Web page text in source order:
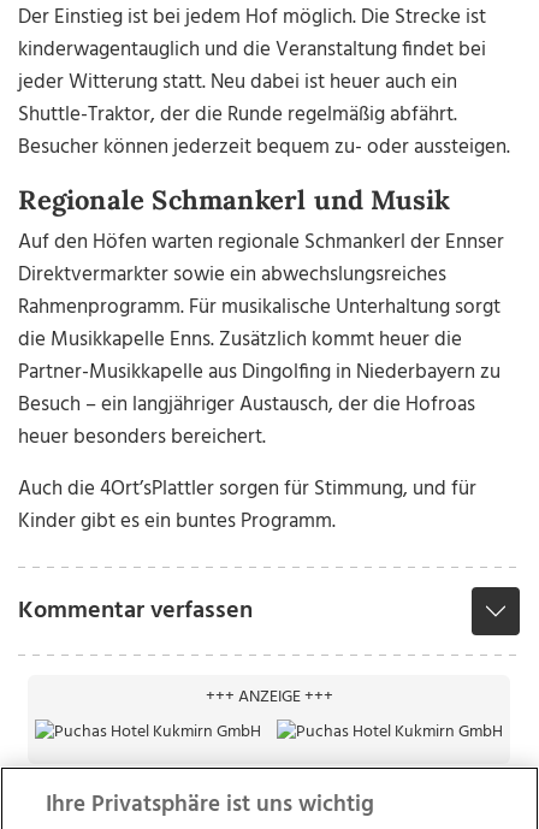
Der Einstieg ist bei jedem Hof möglich. Die Strecke ist
kinderwagentauglich und die Veranstaltung findet bei
jeder Witterung statt. Neu dabei ist heuer auch ein
Shuttle-Traktor, der die Runde regelmäßig abfährt.
Besucher können jederzeit bequem zu- oder aussteigen.
Regionale Schmankerl und Musik
Auf den Höfen warten regionale Schmankerl der Ennser
Direktvermarkter sowie ein abwechslungsreiches
Rahmenprogramm. Für musikalische Unterhaltung sorgt
die Musikkapelle Enns. Zusätzlich kommt heuer die
Partner-Musikkapelle aus Dingolfing in Niederbayern zu
Besuch – ein langjähriger Austausch, der die Hofroas
heuer besonders bereichert.
Auch die 4Ort’sPlattler sorgen für Stimmung, und für
Kinder gibt es ein buntes Programm.
Kommentar verfassen
+++ ANZEIGE +++
Ihre Privatsphäre ist uns wichtig